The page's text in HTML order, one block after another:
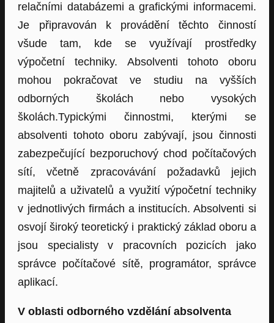
relačními databázemi a grafickými informacemi.
Je připravován k provádění těchto činností
všude tam, kde se využívají prostředky
výpočetní techniky. Absolventi tohoto oboru
mohou pokračovat ve studiu na vyšších
odborných školách nebo vysokých
školách.Typickými činnostmi, kterými se
absolventi tohoto oboru zabývají, jsou činnosti
zabezpečující bezporuchový chod počítačových
sítí, včetně zpracovávání požadavků jejich
majitelů a uživatelů a využití výpočetní techniky
v jednotlivých firmách a institucích. Absolventi si
osvojí široký teoretický i praktický základ oboru a
jsou specialisty v pracovních pozicích jako
správce počítačové sítě, programátor, správce
aplikací.
V oblasti odborného vzdělání absolventa